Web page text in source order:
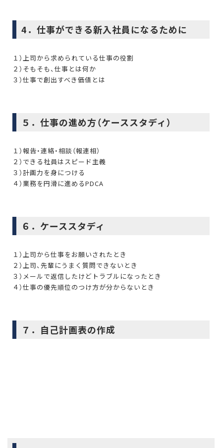
4．仕事ができる新入社員になるために
１）上司から求められている仕事の役割
２）そもそも、仕事とは何か
３）仕事で創出すべき価値とは
５．仕事の進め方（ケーススタディ）
１）報告・連絡・相談（報連相）
２）できる社員はスピード主義
３）計画力を身につける
４）業務を円滑に進めるPDCA
６．ケーススタディ
１）上司から仕事をお願いされたとき
２）上司、先輩にうまく質問できないとき
３）メールで返信したけどトラブルになったとき
４）仕事の優先順位のつけ方が分からないとき
７．自己計画表の作成